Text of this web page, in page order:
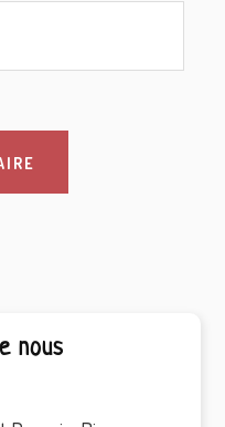
nous